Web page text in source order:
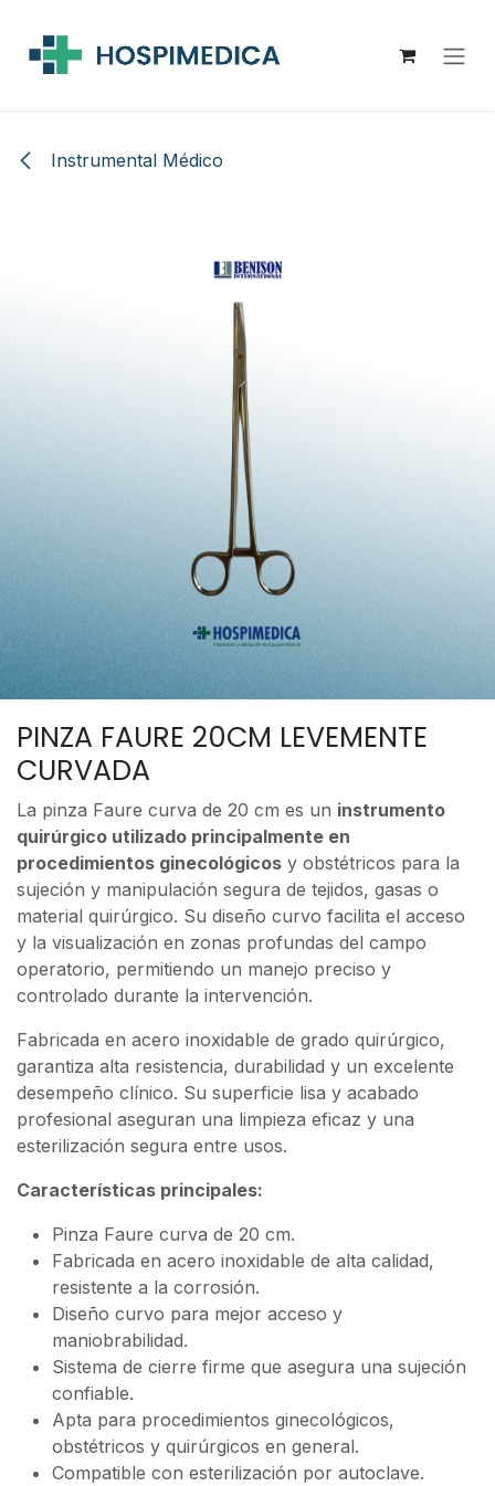
Instrumental Médico
PINZA FAURE 20CM LEVEMENTE
CURVADA
La pinza Faure curva de 20 cm es un instrumento
quirúrgico utilizado principalmente en
procedimientos ginecológicos y obstétricos para la
sujeción y manipulación segura de tejidos, gasas o
material quirúrgico. Su diseño curvo facilita el acceso
y la visualización en zonas profundas del campo
operatorio, permitiendo un manejo preciso y
controlado durante la intervención.
Fabricada en acero inoxidable de grado quirúrgico,
garantiza alta resistencia, durabilidad y un excelente
desempeño clínico. Su superficie lisa y acabado
profesional aseguran una limpieza eficaz y una
esterilización segura entre usos.
Características principales:
Pinza Faure curva de 20 cm.
Fabricada en acero inoxidable de alta calidad,
resistente a la corrosión.
Diseño curvo para mejor acceso y
maniobrabilidad.
Sistema de cierre firme que asegura una sujeción
confiable.
Apta para procedimientos ginecológicos,
obstétricos y quirúrgicos en general.
Compatible con esterilización por autoclave.